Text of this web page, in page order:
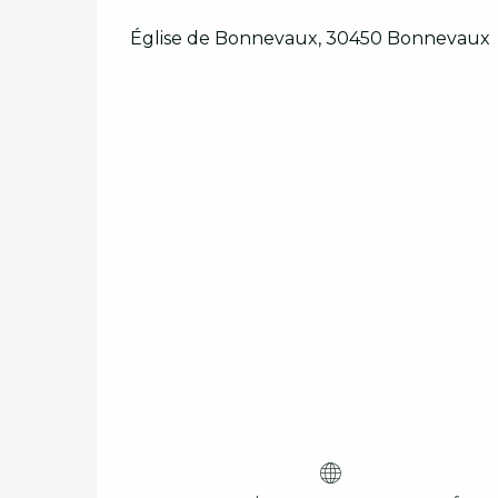
Église de Bonnevaux, 30450 Bonnevaux